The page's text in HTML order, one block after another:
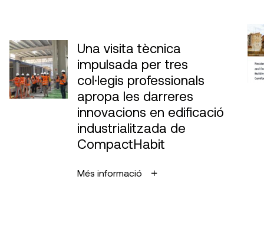
Una visita tècnica
impulsada per tres
col·legis professionals
apropa les darreres
innovacions en edificació
industrialitzada de
CompactHabit
Més informació